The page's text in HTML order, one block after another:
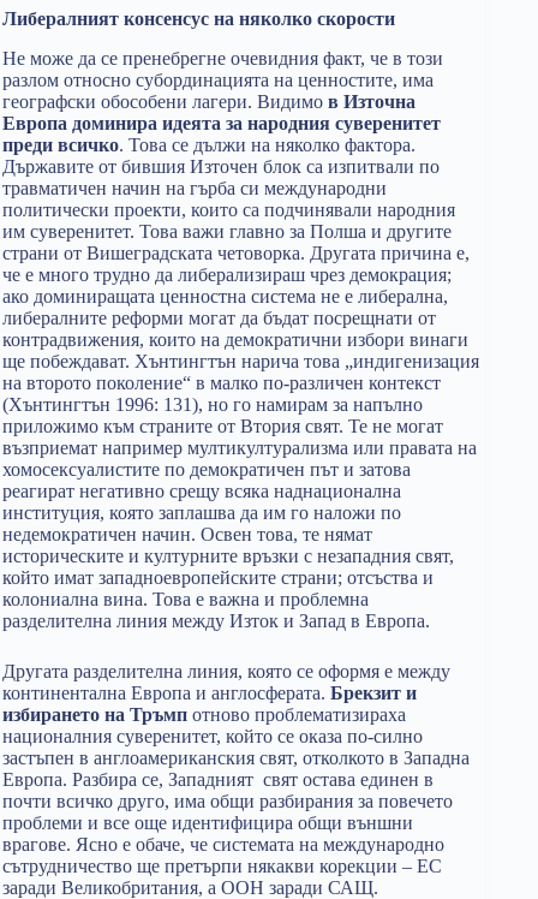
Либералният консенсус на няколко скорости
Не може да се пренебрегне очевидния факт, че в този
разлом относно субординацията на ценностите, има
географски обособени лагери. Видимо в Източна
Европа доминира идеята за народния суверенитет
преди всичко. Това се дължи на няколко фактора.
Държавите от бившия Източен блок са изпитвали по
травматичен начин на гърба си международни
политически проекти, които са подчинявали народния
им суверенитет. Това важи главно за Полша и другите
страни от Вишеградската четоворка. Другата причина е,
че е много трудно да либерализираш чрез демокрация;
ако доминиращата ценностна система не е либерална,
либералните реформи могат да бъдат посрещнати от
контрадвижения, които на демократични избори винаги
ще побеждават. Хънтингтън нарича това „индигенизация
на второто поколение“ в малко по-различен контекст
(Хънтингтън 1996: 131), но го намирам за напълно
приложимо към страните от Втория свят. Те не могат
възприемат например мултикултурализма или правата на
хомосексуалистите по демократичен път и затова
реагират негативно срещу всяка наднационална
институция, която заплашва да им го наложи по
недемократичен начин. Освен това, те нямат
историческите и културните връзки с незападния свят,
който имат западноевропейските страни; отсъства и
колониална вина. Това е важна и проблемна
разделителна линия между Изток и Запад в Европа.
Другата разделителна линия, която се оформя е между
континентална Европа и англосферата. Брекзит и
избирането на Тръмп отново проблематизираха
националния суверенитет, който се оказа по-силно
застъпен в англоамериканския свят, отколкото в Западна
Европа. Разбира се, Западният свят остава единен в
почти всичко друго, има общи разбирания за повечето
проблеми и все още идентифицира общи външни
врагове. Ясно е обаче, че системата на международно
сътрудничество ще претърпи някакви корекции – ЕС
заради Великобритания, а ООН заради САЩ.